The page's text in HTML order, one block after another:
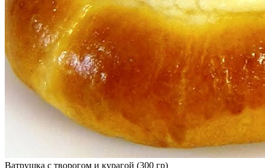
Ватрушка с творогом и курагой (300 гр)